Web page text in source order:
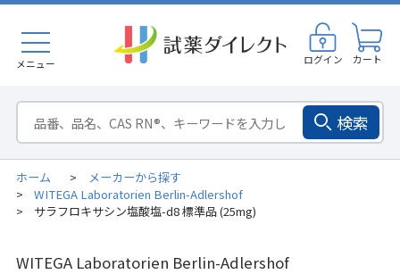
メニュー ログイン カート
検索
ホーム > メーカーから探す
> WITEGA Laboratorien Berlin-Adlershof
> サラフロキサシン塩酸塩-d8 標準品 (25mg)
WITEGA Laboratorien Berlin-Adlershof